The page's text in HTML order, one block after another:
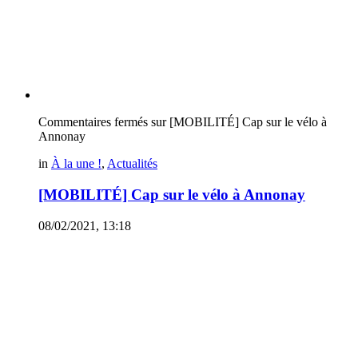
Commentaires fermés sur [MOBILITÉ] Cap sur le vélo à
Annonay
in À la une !, Actualités
[MOBILITÉ] Cap sur le vélo à Annonay
08/02/2021, 13:18